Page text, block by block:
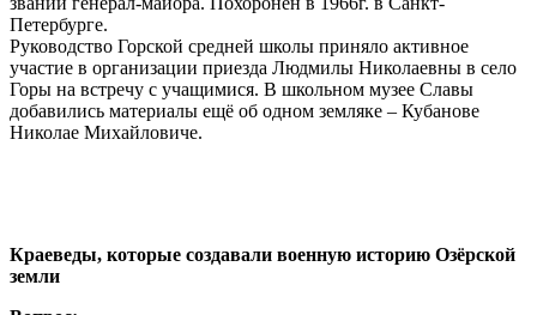
Петербурге.
Руководство Горской средней школы приняло активное
участие в организации приезда Людмилы Николаевны в село
Горы на встречу с учащимися. В школьном музее Славы
добавились материалы ещё об одном земляке – Кубанове
Николае Михайловиче.
Краеведы, которые создавали военную историю Озёрской
земли